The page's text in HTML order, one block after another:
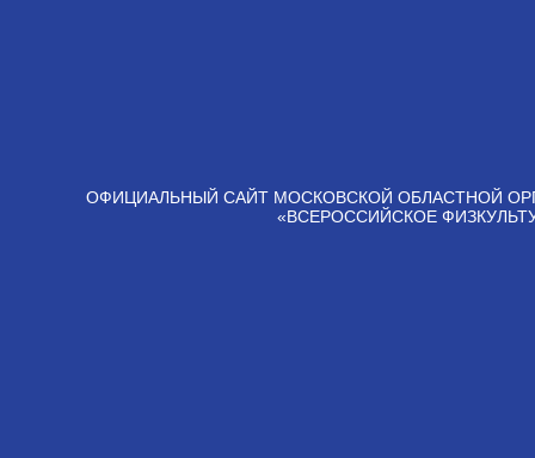
ОФИЦИАЛЬНЫЙ САЙТ МОСКОВСКОЙ ОБЛАСТНОЙ
«ВСЕРОССИЙСКОЕ